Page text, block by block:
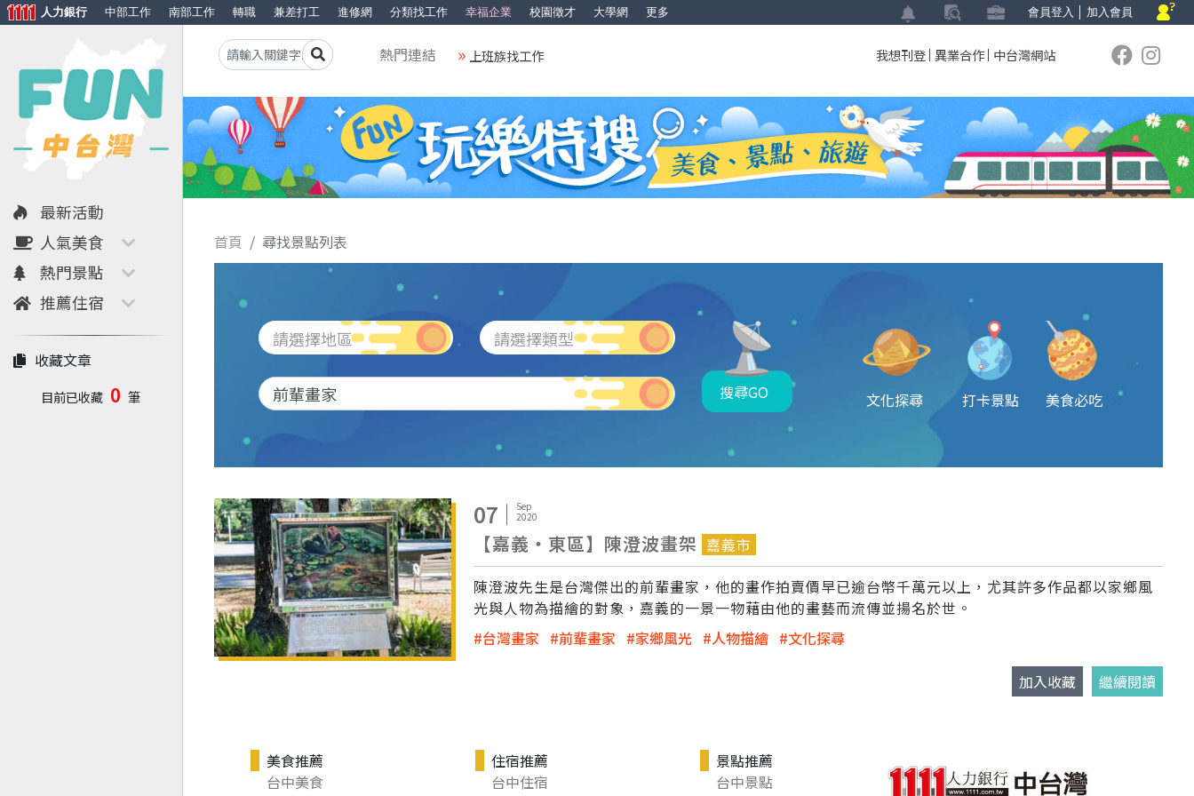
會員登入 加入會員
人力銀行 中部工作 南部工作 轉職 兼差打工 進修網 分類找工作 幸福企業 校園徵才 大學網 更多
最新活動
人氣美食
熱門景點
推薦住宿
收藏文章
目前已收藏 0 筆
熱門連結 上班族找工作 我想刊登 異業合作 中台灣網站
首頁 尋找景點列表
請選擇地區 請選擇類型
搜尋GO 文化探尋 打卡景點 美食必吃
07
Sep
2020
【嘉義‧東區】陳澄波畫架 嘉義市
陳澄波先生是台灣傑出的前輩畫家，他的畫作拍賣價早已逾台幣千萬元以上，尤其許多作品都以家鄉風
光與人物為描繪的對象，嘉義的一景一物藉由他的畫藝而流傳並揚名於世。
台灣畫家
前輩畫家 家鄉風光 人物描繪 文化探尋
加入收藏 繼續閱讀
美食推薦
台中美食
住宿推薦
台中住宿
景點推薦
台中景點